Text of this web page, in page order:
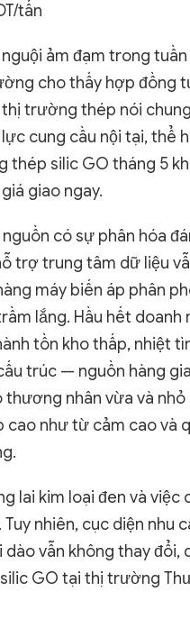
tấn
ảm đạm trong
cho thấy hợp đồng
trường thép nói
cung cầu nội tại, thể
thép silic GO tháng 5
giao ngay.
có sự phân hóa
trợ trung tâm dữ liệu
máy biến áp phân
lắng. Hầu hết
tồn kho thấp, nhiệt
trúc — nguồn hàng
nhân vừa và nhỏ
cao như từ cảm cao và
lai kim loại đen và việc
nhiên, cục diện nhu
vẫn không thay đổi,
GO tại thị trường